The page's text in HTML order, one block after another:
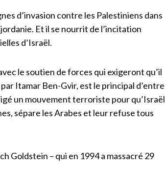
d’invasion contre les Palestiniens dans
Et il se nourrit de l’incitation
d’Israël.
le soutien de forces qui exigeront qu’il
Itamar Ben-Gvir, est le principal d’entre
un mouvement terroriste pour qu’Israël
sépare les Arabes et leur refuse tous
Goldstein – qui en 1994 a massacré 29